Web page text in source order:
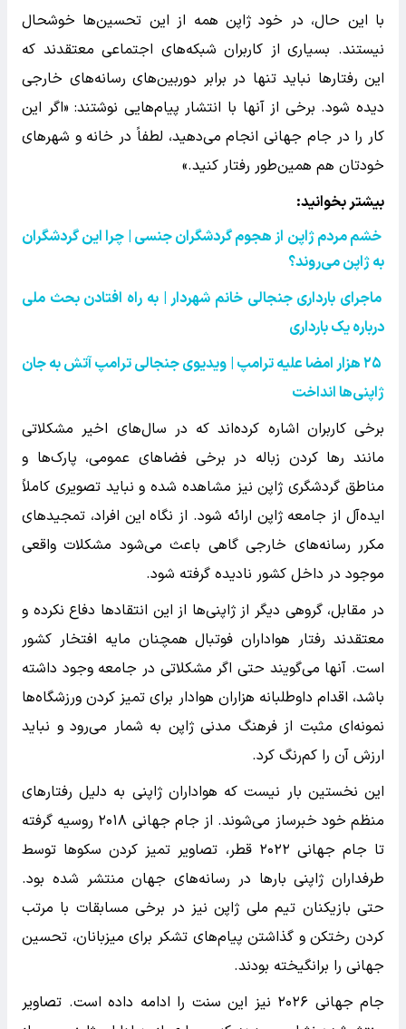
با این حال، در خود ژاپن همه از این تحسین‌ها خوشحال
نیستند. بسیاری از کاربران شبکه‌های اجتماعی معتقدند که
این رفتارها نباید تنها در برابر دوربین‌های رسانه‌های خارجی
دیده شود. برخی از آنها با انتشار پیام‌هایی نوشتند: «اگر این
کار را در جام جهانی انجام می‌دهید، لطفاً در خانه و شهرهای
خودتان هم همین‌طور رفتار کنید.»
بیشتر بخوانید:
خشم مردم ژاپن از هجوم گردشگران جنسی | چرا این گردشگران
به ژاپن می‌روند؟
ماجرای بارداری جنجالی خانم شهردار | به راه افتادن بحث ملی
درباره یک بارداری
۲۵ هزار امضا علیه ترامپ | ویدیوی جنجالی ترامپ آتش به جان
ژاپنی‌ها انداخت
برخی کاربران اشاره کرده‌اند که در سال‌های اخیر مشکلاتی
مانند رها کردن زباله در برخی فضاهای عمومی، پارک‌ها و
مناطق گردشگری ژاپن نیز مشاهده شده و نباید تصویری کاملاً
ایده‌آل از جامعه ژاپن ارائه شود. از نگاه این افراد، تمجیدهای
مکرر رسانه‌های خارجی گاهی باعث می‌شود مشکلات واقعی
موجود در داخل کشور نادیده گرفته شود.
در مقابل، گروهی دیگر از ژاپنی‌ها از این انتقادها دفاع نکرده و
معتقدند رفتار هواداران فوتبال همچنان مایه افتخار کشور
است. آنها می‌گویند حتی اگر مشکلاتی در جامعه وجود داشته
باشد، اقدام داوطلبانه هزاران هوادار برای تمیز کردن ورزشگاه‌ها
نمونه‌ای مثبت از فرهنگ مدنی ژاپن به شمار می‌رود و نباید
ارزش آن را کم‌رنگ کرد.
این نخستین بار نیست که هواداران ژاپنی به دلیل رفتارهای
منظم خود خبرساز می‌شوند. از جام جهانی ۲۰۱۸ روسیه گرفته
تا جام جهانی ۲۰۲۲ قطر، تصاویر تمیز کردن سکوها توسط
طرفداران ژاپنی بارها در رسانه‌های جهان منتشر شده بود.
حتی بازیکنان تیم ملی ژاپن نیز در برخی مسابقات با مرتب
کردن رختکن و گذاشتن پیام‌های تشکر برای میزبانان، تحسین
جهانی را برانگیخته بودند.
جام جهانی ۲۰۲۶ نیز این سنت را ادامه داده است. تصاویر